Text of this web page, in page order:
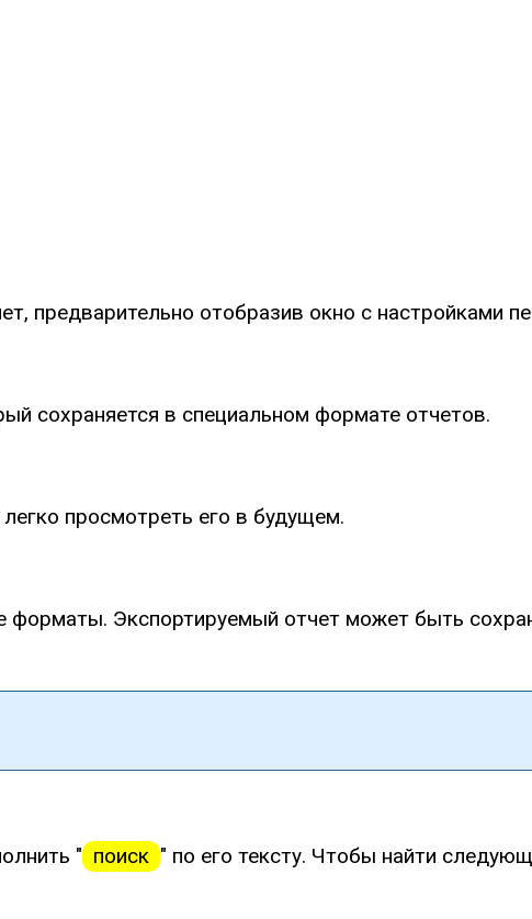
предварительно отобразив окно с настройками
сохраняется в специальном формате отчетов.
просмотреть его в будущем.
форматы. Экспортируемый отчет может быть
" поиск " по его тексту. Чтобы найти